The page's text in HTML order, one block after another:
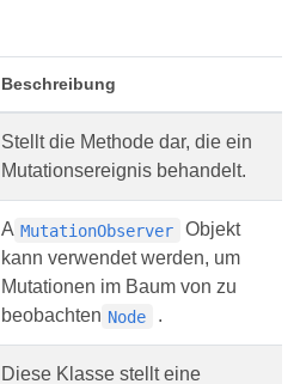
Beschreibung
Stellt die Methode dar, die ein
Mutationsereignis behandelt.
A MutationObserver
Objekt
kann verwendet werden, um
Mutationen im Baum von zu
beobachten Node .
Diese Klasse stellt eine